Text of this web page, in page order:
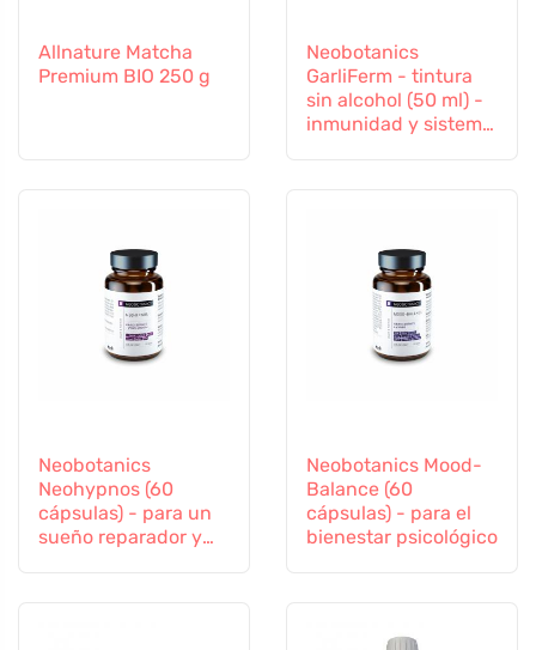
Allnature Matcha
Premium BIO 250 g
Neobotanics
GarliFerm - tintura
sin alcohol (50 ml) -
inmunidad y sistema
Neobotanics
Neohypnos (60
cápsulas) - para un
sueño reparador y
Neobotanics Mood-
Balance (60
cápsulas) - para el
bienestar psicológico